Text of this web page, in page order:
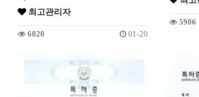
최고관리자
6020 01-20
5906